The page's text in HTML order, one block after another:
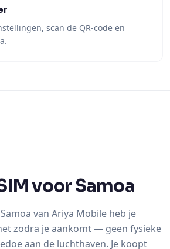
scan de QR-code en
voor Samoa
van Ariya Mobile heb je
zodra je aankomt — geen fysieke
aan de luchthaven. Je koopt